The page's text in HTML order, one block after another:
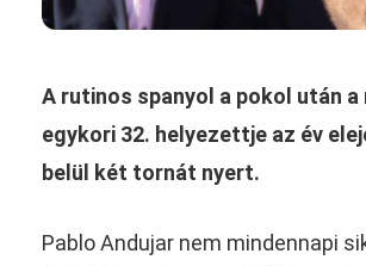
A rutinos spanyol a pokol után
egykori 32. helyezettje az év
belül két tornát nyert.
Pablo Andujar nem mindennapi